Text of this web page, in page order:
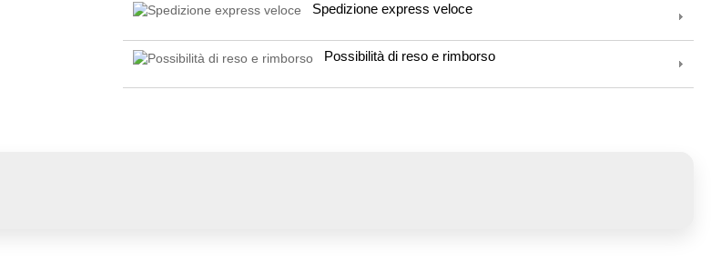
Spedizione express veloce
Possibilità di reso e rimborso